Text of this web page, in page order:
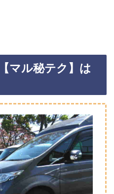
マル秘テク】は